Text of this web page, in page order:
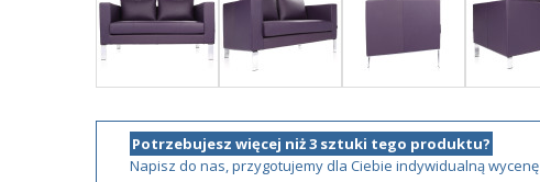
Potrzebujesz więcej niż 3 sztuki tego produktu?
Napisz do nas, przygotujemy dla Ciebie indywidualną wycenę